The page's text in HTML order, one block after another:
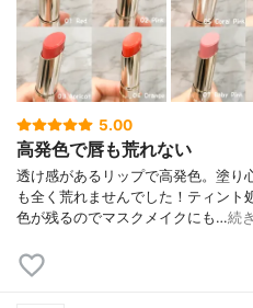
5.00
高発色で唇も荒れない
透け感があるリップで高発色。塗り
も全く荒れませんでした！ ティン
色が残るのでマスクメイクにも…続